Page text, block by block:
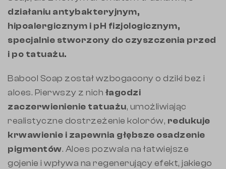
działaniu antybakteryjnym,
hipoalergicznym i pH fizjologicznym,
specjalnie stworzony do czyszczenia przed
i po tatuażu.
Babool Soap został wzbogacony o dziki bez i
aloes. Pierwszy z nich łagodzi
zaczerwienienie tatuażu, umożliwiając
realistyczne dostrzeżenie kolorów, redukuje
krwawienie i zapewnia głębsze osadzenie
pigmentów. Aloes pozwala na łatwiejsze
gojenie i wpływa na regenerujący efekt, jakiego